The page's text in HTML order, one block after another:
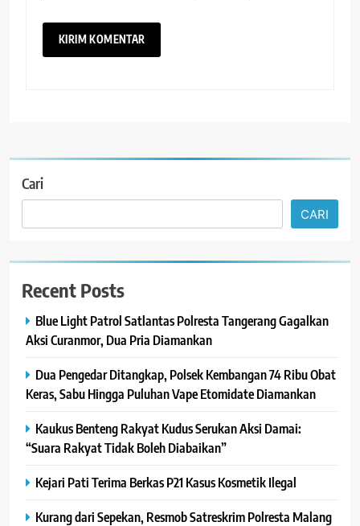
Cari
CARI
Recent Posts
Blue Light Patrol Satlantas Polresta Tangerang Gagalkan
Aksi Curanmor, Dua Pria Diamankan
Dua Pengedar Ditangkap, Polsek Kembangan 74 Ribu Obat
Keras, Sabu Hingga Puluhan Vape Etomidate Diamankan
Kaukus Benteng Rakyat Kudus Serukan Aksi Damai:
“Suara Rakyat Tidak Boleh Diabaikan”
Kejari Pati Terima Berkas P21 Kasus Kosmetik Ilegal
Kurang dari Sepekan, Resmob Satreskrim Polresta Malang